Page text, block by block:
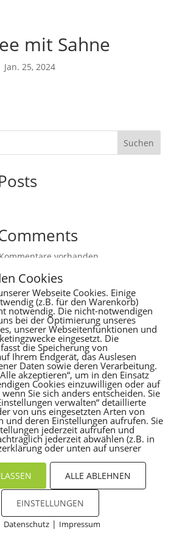
mit Sahne
Jan. 25, 2024
Suchen
vorhanden.
Cookies
Webseite Cookies. Einige
(z.B. für den Warenkorb)
notwendig. Die nicht-notwendigen
bei der Optimierung unseres
unserer Webseitenfunktionen und
eingesetzt. Die
die Speicherung von
Ihrem Endgerät, das Auslesen
Daten sowie deren Verarbeitung.
akzeptieren“, um in den Einsatz
Cookies einzuwilligen oder auf
wenn Sie sich anders entscheiden. Sie
verwalten“ detaillierte
von uns eingesetzten Arten von
und deren Einstellungen aufrufen. Sie
jederzeit aufrufen und
jederzeit abwählen (z.B. in
oder unten auf unserer
ALLE ABLEHNEN
EINSTELLUNGEN
Datenschutz| Impressum